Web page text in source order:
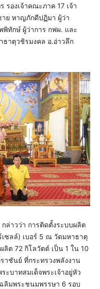
รองเจ้าคณะภาค 17 เจ้า
ย หาญภักดีปฏิมา ผู้ว่า
พิทักษ์ ผู้ว่าการ กฟผ. และ
าตุวชิรมงคล อ.อ่าวลึก
ล่าวว่า การติดตั้งระบบผลิต
ซลล์) เบอร์ 5 ณ วัดมหาธาตุ
ลิต 72 กิโลวัตต์ เป็น 1 ใน 10
ชันย์ ที่กระทรวงพลังงาน
ะบาทสมเด็จพระเจ้าอยู่หัว
ลิมพระชนมพรรษา 6 รอบ